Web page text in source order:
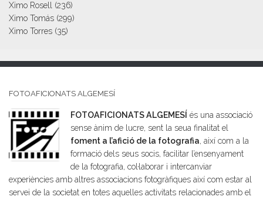
Ximo Rosell (236)
Ximo Tomás (299)
Ximo Torres (35)
FOTOAFICIONATS ALGEMESÍ
FOTOAFICIONATS ALGEMESÍ és una associació
sense ànim de lucre, sent la seua finalitat el
foment a l’afició de la fotografia, així com a la
formació dels seus socis, facilitar l’ensenyament
de la fotografia, col·laborar i intercanviar
experiències amb altres associacions fotogràfiques així com estar al
servei de la societat en totes aquelles activitats relacionades amb el